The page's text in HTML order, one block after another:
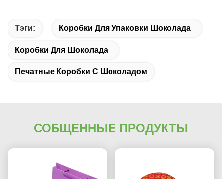
Тэги: Коробки Для Упаковки Шоколада
Коробки Для Шоколада
Печатные Коробки С Шоколадом
СОБЩЕННЫЕ ПРОДУКТЫ